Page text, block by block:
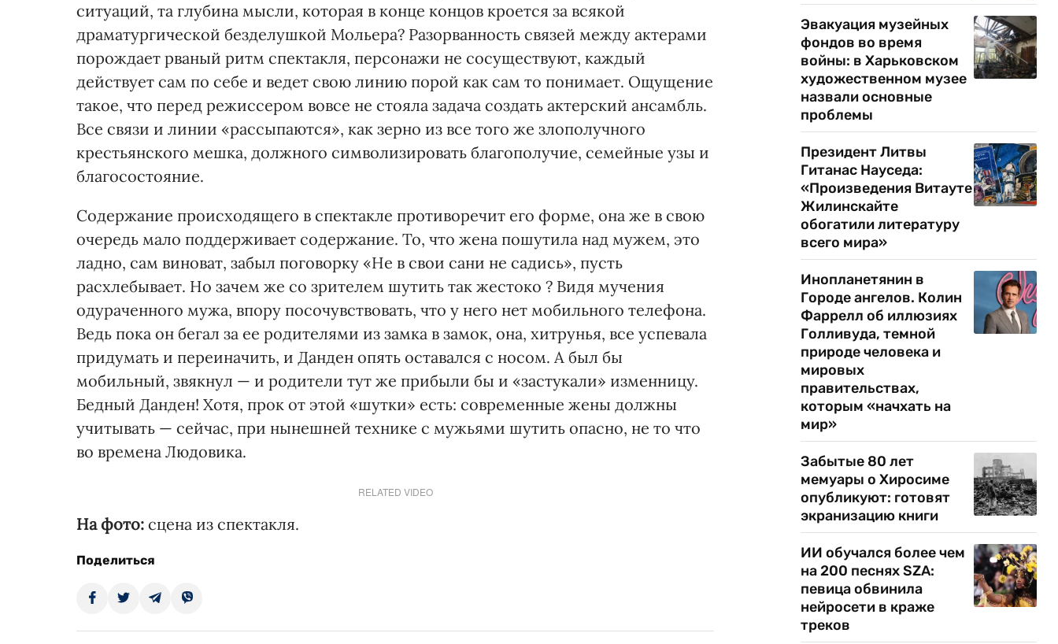
ситуаций, та глубина мысли, которая в конце концов кроется за всякой
драматургической безделушкой Мольера? Разорванность связей между актерами
порождает рваный ритм спектакля, персонажи не сосуществуют, каждый
действует сам по себе и ведет свою линию порой как сам то понимает. Ощущение
такое, что перед режиссером вовсе не стояла задача создать актерский ансамбль.
Все связи и линии «рассыпаются», как зерно из все того же злополучного
крестьянского мешка, должного символизировать благополучие, семейные узы и
благосостояние.
Содержание происходящего в спектакле противоречит его форме, она же в свою
очередь мало поддерживает содержание. То, что жена пошутила над мужем, это
ладно, сам виноват, забыл поговорку «Не в свои сани не садись», пусть
расхлебывает. Но зачем же со зрителем шутить так жестоко ? Видя мучения
одураченного мужа, впору посочувствовать, что у него нет мобильного телефона.
Ведь пока он бегал за ее родителями из замка в замок, она, хитрунья, все успевала
придумать и переиначить, и Данден опять оставался с носом. А был бы
мобильный, звякнул — и родители тут же прибыли бы и «застукали» изменницу.
Бедный Данден! Хотя, прок от этой «шутки» есть: современные жены должны
учитывать — сейчас, при нынешней технике с мужьями шутить опасно, не то что
во времена Людовика.
RELATED VIDEO
На фото: сцена из спектакля.
Поделиться
Эвакуация музейных
фондов во время
войны: в Харьковском
художественном музее
назвали основные
проблемы
Президент Литвы
Гитанас Науседа:
«Произведения Витауте
Жилинскайте
обогатили литературу
всего мира»
Инопланетянин в
Городе ангелов. Колин
Фаррелл об иллюзиях
Голливуда, темной
природе человека и
мировых
правительствах,
которым «начхать на
мир»
Забытые 80 лет
мемуары о Хиросиме
опубликуют: готовят
экранизацию книги
ИИ обучался более чем
на 200 песнях SZA:
певица обвинила
нейросети в краже
треков